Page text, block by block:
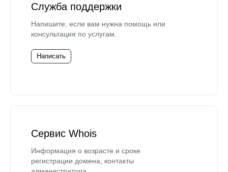
Служба поддержки
Напишите, если вам нужна помощь или
консультация по услугам.
Написать
Сервис Whois
Информация о возрасте и сроке
регистрации домена, контакты